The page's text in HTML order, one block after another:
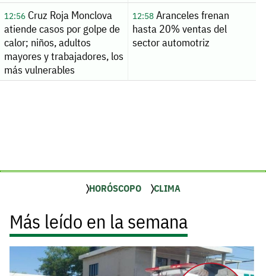
12:56Cruz Roja Monclova
atiende casos por golpe de
calor; niños, adultos
mayores y trabajadores, los
más vulnerables
12:58Aranceles frenan
hasta 20% ventas del
sector automotriz
HORÓSCOPO CLIMA
Más leído en la semana